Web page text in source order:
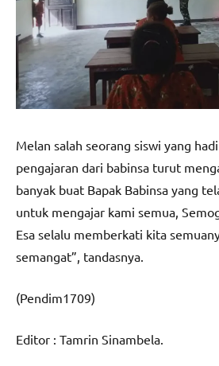
Melan salah seorang siswi yang
pengajaran dari babinsa turut
banyak buat Bapak Babinsa yang
untuk mengajar kami semua,
Esa selalu memberkati kita
semangat”, tandasnya.
(Pendim1709)
Editor : Tamrin Sinambela.